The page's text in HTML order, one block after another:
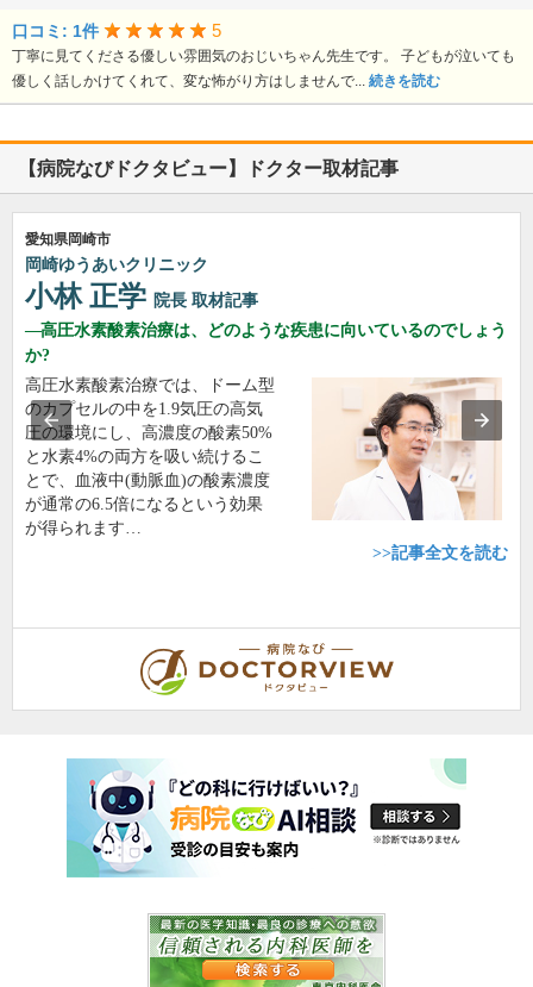
口コミ: 1件 5
丁寧に見てくださる優しい雰囲気のおじいちゃん先生です。 子どもが泣いても
優しく話しかけてくれて、変な怖がり方はしませんで... 続きを読む
【病院なびドクタビュー】ドクター取材記事
愛知県岡崎市
岡崎ゆうあいクリニック
小林 正学 院長 取材記事
高圧水素酸素治療は、どのような疾患に向いているのでしょう
か?
高圧水素酸素治療では、ドーム型
のカプセルの中を1.9気圧の高気
圧の環境にし、高濃度の酸素50%
と水素4%の両方を吸い続けるこ
とで、血液中(動脈血)の酸素濃度
が通常の6.5倍になるという効果
が得られます…
>>記事全文を読む